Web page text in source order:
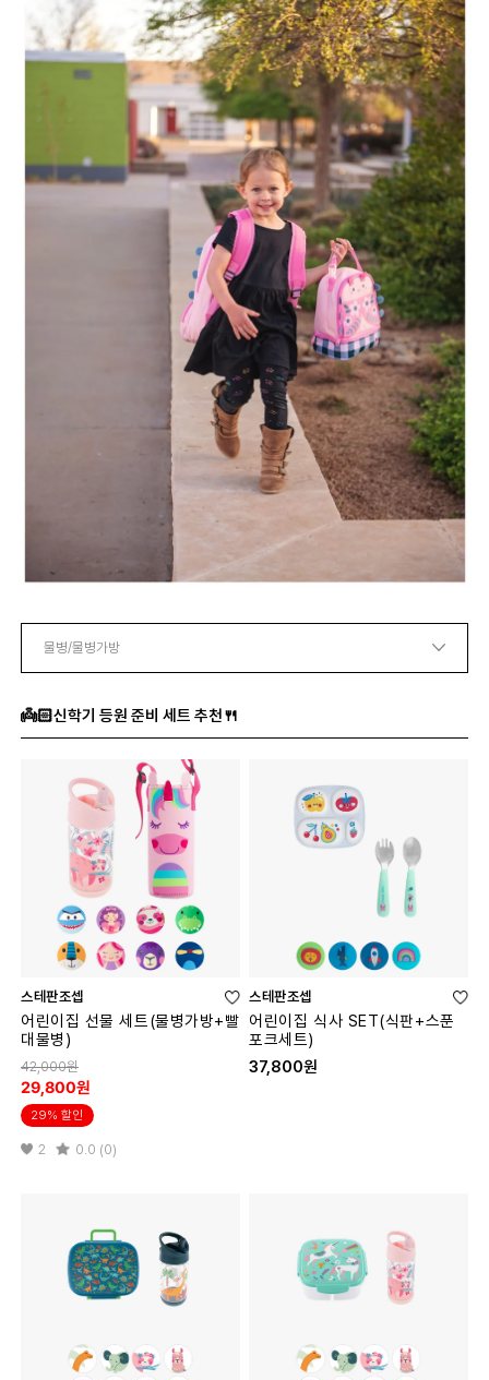
👼🏻신학기 등원 준비 세트 추천🍴
스테판조셉
어린이집 선물 세트(물병가방+빨
대물병)
42,000원
29,800원
29% 할인
2 0.0 (0)
스테판조셉
어린이집 식사 SET(식판+스푼
포크세트)
37,800원